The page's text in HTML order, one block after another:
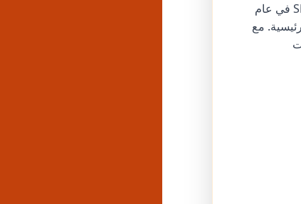
يحتاج إلى تضخيم استراتيجي لوسائل التواصل الاجتماعي. يبرز جودوفانيل كأفضل لوحة SMM في عام
مع